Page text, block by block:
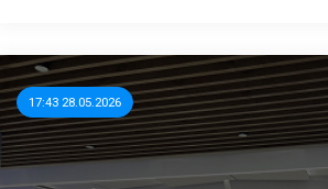
17:43 28.05.2026